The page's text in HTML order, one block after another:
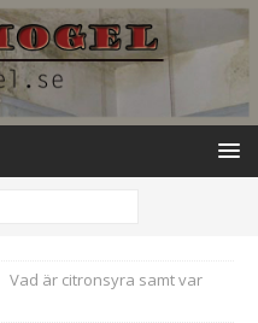
Vad är citronsyra samt var